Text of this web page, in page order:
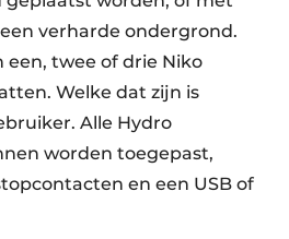
verharde ondergrond.
een, twee of drie Niko
Welke dat zijn is
Alle Hydro
worden toegepast,
en een USB of